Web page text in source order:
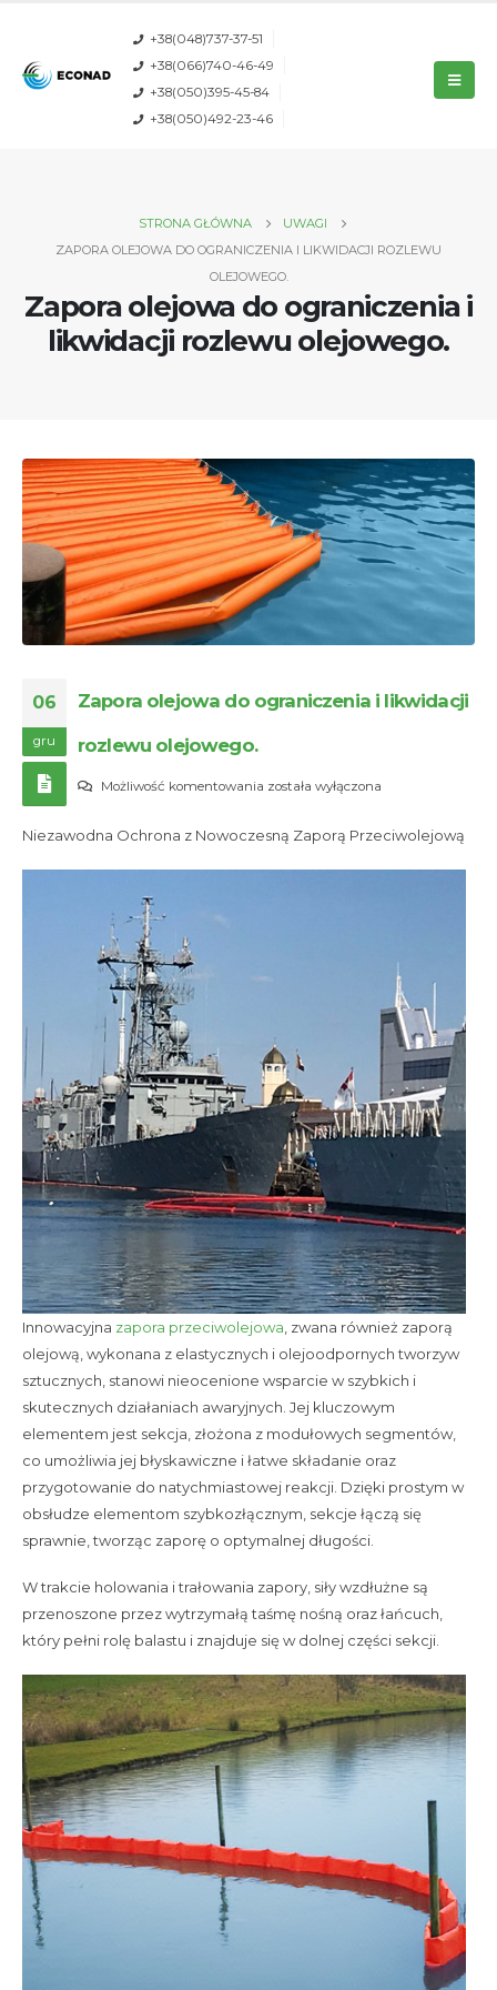
+38(048)737-37-51
+38(066)740-46-49
+38(050)395-45-84
+38(050)492-23-46
STRONA GŁÓWNA
UWAGI
ZAPORA OLEJOWA DO OGRANICZENIA I LIKWIDACJI ROZLEWU
OLEJOWEGO.
Zapora olejowa do ograniczenia i
likwidacji rozlewu olejowego.
06
gru
Zapora olejowa do ograniczenia i likwidacji
rozlewu olejowego.
Możliwość komentowania Zapora
do
została wyłączona
Niezawodna Ochrona z Nowoczesną Zaporą Przeciwolejową
Innowacyjna zapora przeciwolejowa , zwana również zaporą
olejową, wykonana z elastycznych i olejoodpornych tworzyw
sztucznych, stanowi nieocenione wsparcie w szybkich i
skutecznych działaniach awaryjnych. Jej kluczowym
elementem jest sekcja, złożona z modułowych segmentów,
co umożliwia jej błyskawiczne i łatwe składanie oraz
przygotowanie do natychmiastowej reakcji. Dzięki prostym w
obsłudze elementom szybkozłącznym, sekcje łączą się
sprawnie, tworząc zaporę o optymalnej długości.
W trakcie holowania i trałowania zapory, siły wzdłużne są
przenoszone przez wytrzymałą taśmę nośną oraz łańcuch,
który pełni rolę balastu i znajduje się w dolnej części sekcji.